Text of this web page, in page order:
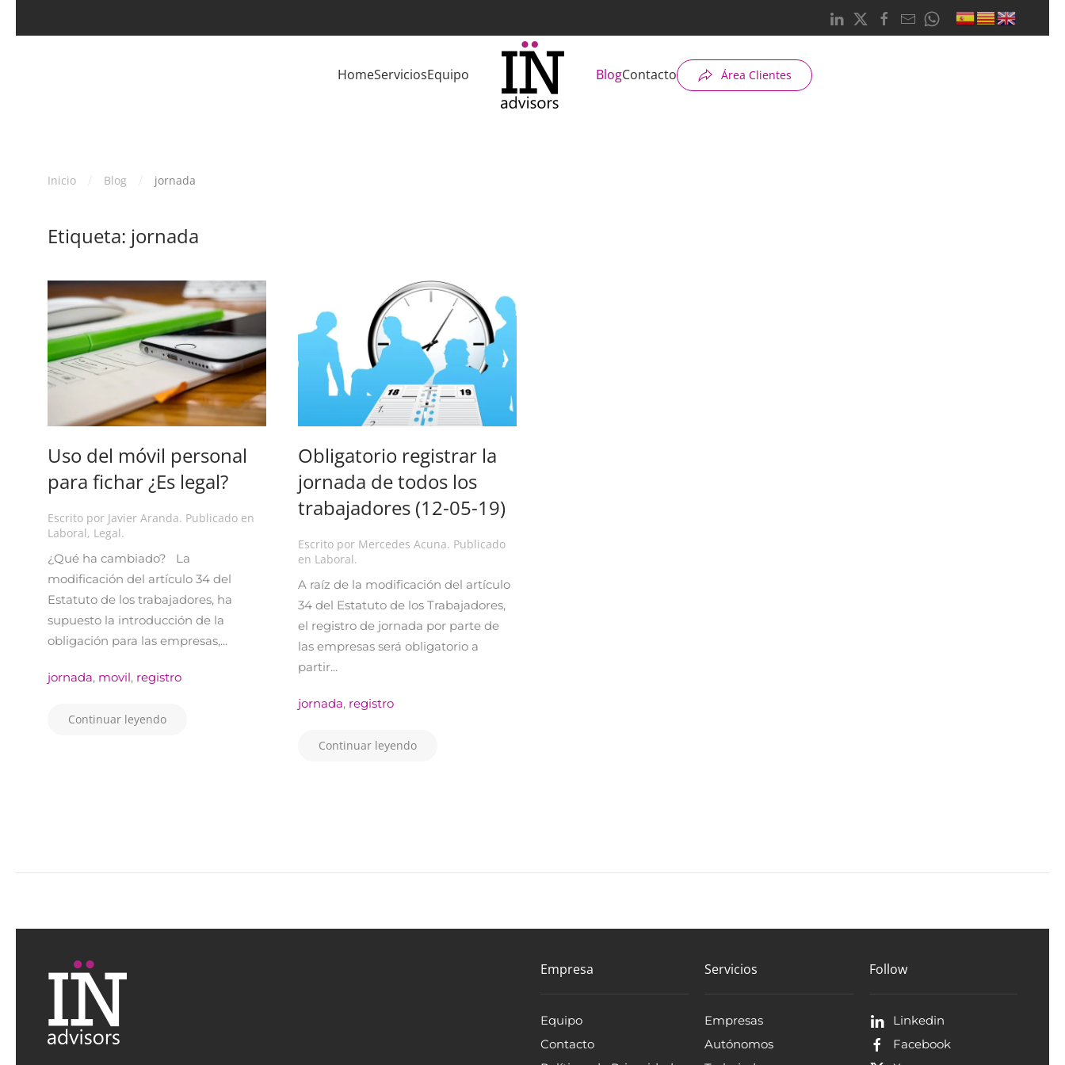
Skip to main content
HomeServiciosEquipo BlogContacto Área Clientes
Inicio Blog jornada
Etiqueta: jornada
Uso del móvil personal
para fichar ¿Es legal?
Escrito por Javier Aranda. Publicado en
Laboral, Legal.
¿Qué ha cambiado? La
modificación del artículo 34 del
Estatuto de los trabajadores, ha
supuesto la introducción de la
obligación para las empresas,...
jornada, movil, registro
Continuar leyendo
Obligatorio registrar la
jornada de todos los
trabajadores (12-05-19)
Escrito por Mercedes Acuna. Publicado
en Laboral.
A raíz de la modificación del artículo
34 del Estatuto de los Trabajadores,
el registro de jornada por parte de
las empresas será obligatorio a
partir...
jornada, registro
Continuar leyendo
Empresa
Equipo
Contacto
Servicios
Empresas
Autónomos
Follow
Linkedin
Facebook